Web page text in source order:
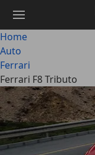
contenuto
principale
Home
Auto
Ferrari
Ferrari F8 Tributo